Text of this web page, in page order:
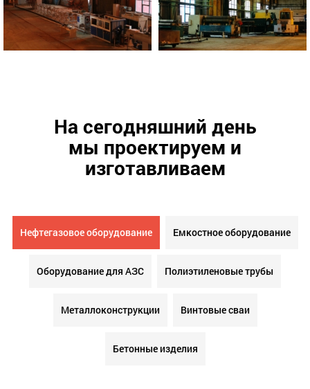
На сегодняшний день
мы проектируем и
изготавливаем
Нефтегазовое оборудование Емкостное оборудование
Оборудование для АЗС Полиэтиленовые трубы
Металлоконструкции Винтовые сваи
Бетонные изделия